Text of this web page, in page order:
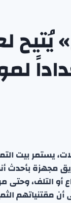
يُتيح
يستمر بيت
مجهزة بأحدث
التلف، وحتى
مقتنياتهم